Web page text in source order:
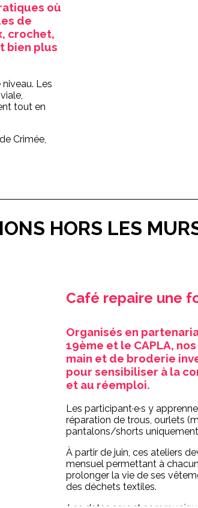
où
de
crochet,
bien plus
Les
tout en
Crimée,
HORS LES
Café repaire une
Organisés en
19ème et le CAPLA,
main et de broderie
pour sensibiliser à la
et au réemploi.
Les participant·e·s y
réparation de trous, ourlets
pantalons/shorts
À partir de juin, ces ateliers
mensuel permettant à
prolonger la vie de ses
des déchets textiles.